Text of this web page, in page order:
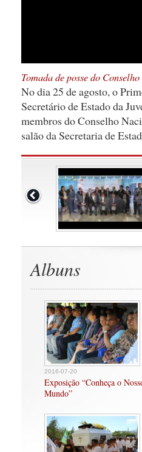
Tomada de posse do
No dia 25 de agosto, o
Secretário de Estado da
membros do Conselho
salão da Secretaria de
Albuns
2016-07-20
Exposição “Conheça o
Mundo”